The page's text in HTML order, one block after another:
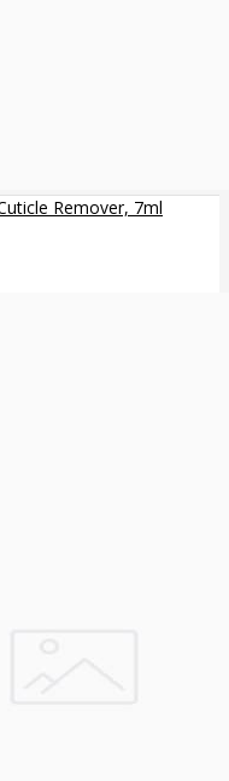
Remover, 7ml